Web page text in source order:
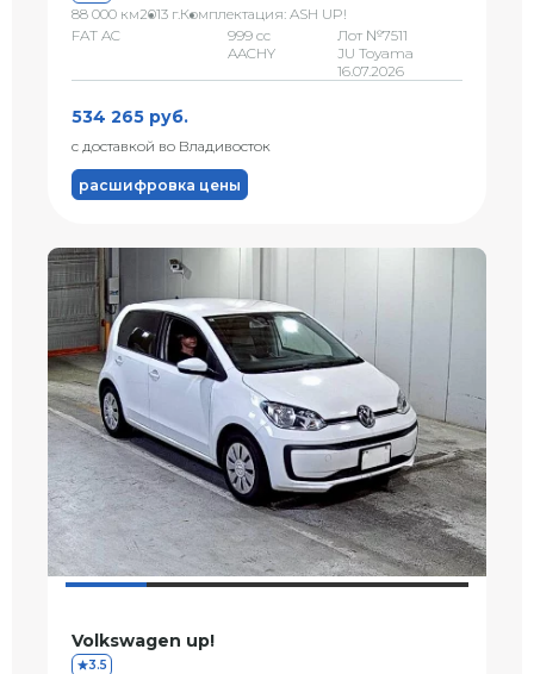
88 000 км2013 г.Комплектация: ASH UP!
FAT AC
999 сс
AACHY
Лот №7511
JU Toyama
16.07.2026
534 265 руб.
с доставкой во Владивосток
расшифровка цены
Volkswagen up!
3.5